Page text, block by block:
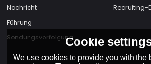
Nachricht
Führung
Sendungsverfolgung
Recruiting-
Cookie
We use cookies to provide you with the